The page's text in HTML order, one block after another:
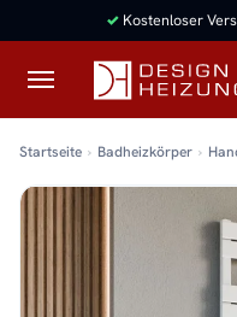
✓ Kostenloser
Startseite Badheizkörper